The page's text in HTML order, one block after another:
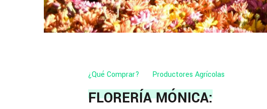
¿Qué Comprar? Productores Agrícolas
FLORERÍA MÓNICA: